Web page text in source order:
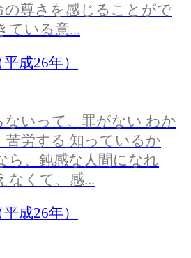
の尊さを感じることがで
ている意...
成26年）
ないって、罪がない わか
苦労する 知っているか
ら、鈍感な人間になれ
くて、感...
成26年）